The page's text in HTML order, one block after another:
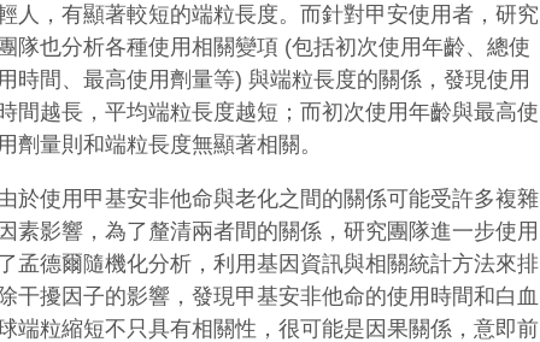
人，有顯著較短的端粒長度。而針對甲安使用者，研究
隊也分析各種使用相關變項 (包括初次使用年齡、總使
時間、最高使用劑量等) 與端粒長度的關係，發現使用
間越長，平均端粒長度越短；而初次使用年齡與最高使
劑量則和端粒長度無顯著相關。
於使用甲基安非他命與老化之間的關係可能受許多複雜
素影響，為了釐清兩者間的關係，研究團隊進一步使用
孟德爾隨機化分析，利用基因資訊與相關統計方法來排
干擾因子的影響，發現甲基安非他命的使用時間和白血
端粒縮短不只具有相關性，很可能是因果關係，意即前